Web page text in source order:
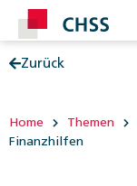
Zurück
Home Themen
Finanzhilfen